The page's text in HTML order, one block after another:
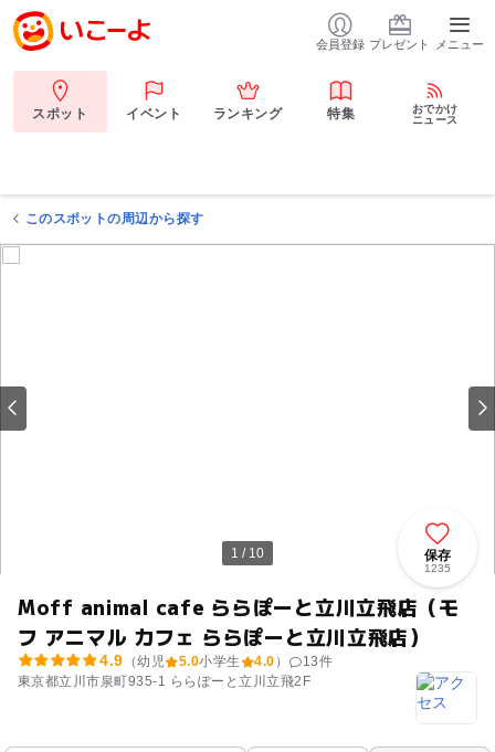
会員登録 プレゼント メニュー
スポット イベント ランキング 特集
おでかけ
ニュース
このスポットの周辺から探す
1 / 10
Moff animal cafe ららぽーと立川立飛店（モ
フ アニマル カフェ ららぽーと立川立飛店）
4.9 （幼児 5.0小学生 4.0 ） 13件
東京都立川市泉町935-1 ららぽーと立川立飛2F
保存
1235